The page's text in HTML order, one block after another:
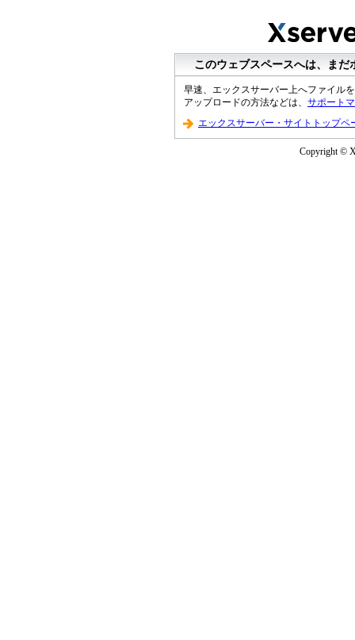
このウェブスペースへは、ま
早速、エックスサーバー上へファイル
アップロードの方法などは、 サポート
エックスサーバー・サイトトップペ
Copyright ©